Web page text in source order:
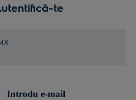
te
Introdu e-mail